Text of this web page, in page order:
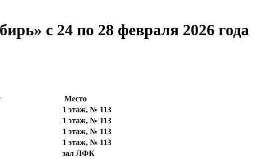
с 24 по 28 февраля 2026 года
Место
1 этаж, № 113
1 этаж, № 113
1 этаж, № 113
1 этаж, № 113
зал ЛФК